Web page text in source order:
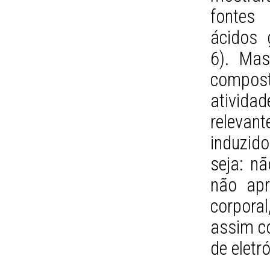
fontes
ácidos
6).
seja:
não
assim
de